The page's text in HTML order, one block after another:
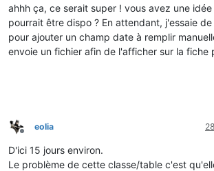
ahhh ça, ce serait super ! vous avez une
pourrait être dispo ? En attendant, j'essaie
pour ajouter un champ date à remplir
envoie un fichier afin de l'afficher sur la fiche
Hors-ligne
eolia
D'ici 15 jours environ.
Le problème de cette classe/table c'est